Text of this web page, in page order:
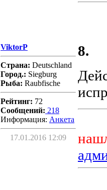
ViktorP
Страна: Deutschland
Город.: Siegburg
Рыба: Raubfische
Рейтинг: 72
Сообщений: 218
Информация: Aнкета
17.01.2016 12:09
8.